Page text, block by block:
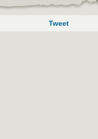
Tweet